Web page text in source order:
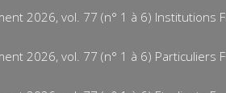
2026, vol. 77 (n° 1 à 6) Institutions
2026, vol. 77 (n° 1 à 6) Particuliers